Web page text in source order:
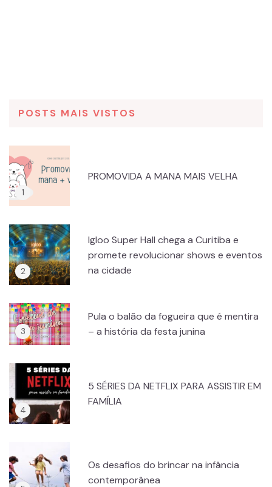
POSTS MAIS VISTOS
PROMOVIDA A MANA MAIS VELHA
Igloo Super Hall chega a Curitiba e
promete revolucionar shows e eventos
na cidade
Pula o balão da fogueira que é mentira
– a história da festa junina
5 SÉRIES DA NETFLIX PARA ASSISTIR EM
FAMÍLIA
Os desafios do brincar na infância
contemporânea